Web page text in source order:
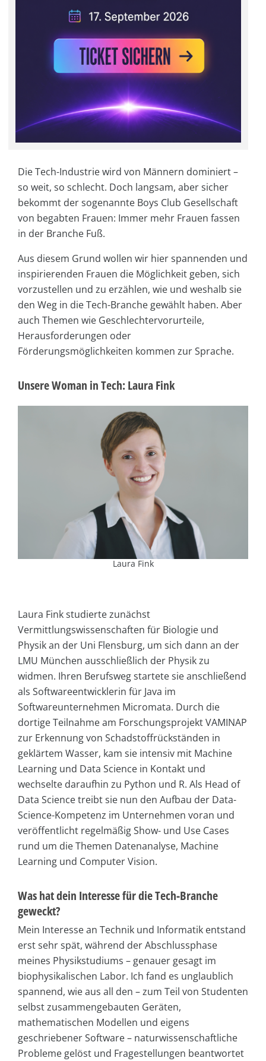
Die Tech-Industrie wird von Männern dominiert –
so weit, so schlecht. Doch langsam, aber sicher
bekommt der sogenannte Boys Club Gesellschaft
von begabten Frauen: Immer mehr Frauen fassen
in der Branche Fuß.
Aus diesem Grund wollen wir hier spannenden und
inspirierenden Frauen die Möglichkeit geben, sich
vorzustellen und zu erzählen, wie und weshalb sie
den Weg in die Tech-Branche gewählt haben. Aber
auch Themen wie Geschlechtervorurteile,
Herausforderungen oder
Förderungsmöglichkeiten kommen zur Sprache.
Unsere Woman in Tech: Laura Fink
Laura Fink
Laura Fink studierte zunächst
Vermittlungswissenschaften für Biologie und
Physik an der Uni Flensburg, um sich dann an der
LMU München ausschließlich der Physik zu
widmen. Ihren Berufsweg startete sie anschließend
als Softwareentwicklerin für Java im
Softwareunternehmen Micromata. Durch die
dortige Teilnahme am Forschungsprojekt VAMINAP
zur Erkennung von Schadstoffrückständen in
geklärtem Wasser, kam sie intensiv mit Machine
Learning und Data Science in Kontakt und
wechselte daraufhin zu Python und R. Als Head of
Data Science treibt sie nun den Aufbau der Data-
Science-Kompetenz im Unternehmen voran und
veröffentlicht regelmäßig Show- und Use Cases
rund um die Themen Datenanalyse, Machine
Learning und Computer Vision.
Was hat dein Interesse für die Tech-Branche
geweckt?
Mein Interesse an Technik und Informatik entstand
erst sehr spät, während der Abschlussphase
meines Physikstudiums – genauer gesagt im
biophysikalischen Labor. Ich fand es unglaublich
spannend, wie aus all den – zum Teil von Studenten
selbst zusammengebauten Geräten,
mathematischen Modellen und eigens
geschriebener Software – naturwissenschaftliche
Probleme gelöst und Fragestellungen beantwortet